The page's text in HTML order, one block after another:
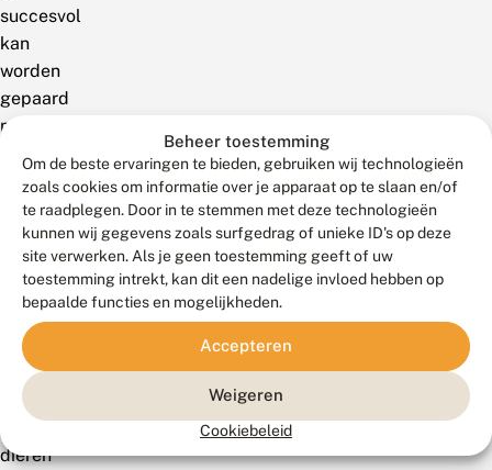
Beheer toestemming
Om de beste ervaringen te bieden, gebruiken wij technologieën
zoals cookies om informatie over je apparaat op te slaan en/of
te raadplegen. Door in te stemmen met deze technologieën
kunnen wij gegevens zoals surfgedrag of unieke ID's op deze
site verwerken. Als je geen toestemming geeft of uw
toestemming intrekt, kan dit een nadelige invloed hebben op
bepaalde functies en mogelijkheden.
Accepteren
Weigeren
Cookiebeleid
succesvol
kan
worden
gepaard
moet
vrouwtje
haar
eitjes
afzetten
geschikte
waardplanten.
Rupsen
zijn
kieskeurige
dieren